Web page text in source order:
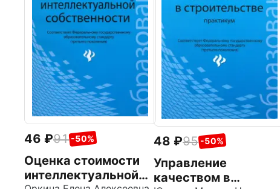
46 91 -50%
Оценка стоимости
интеллектуальной
48 95 -50%
Управление
качеством в